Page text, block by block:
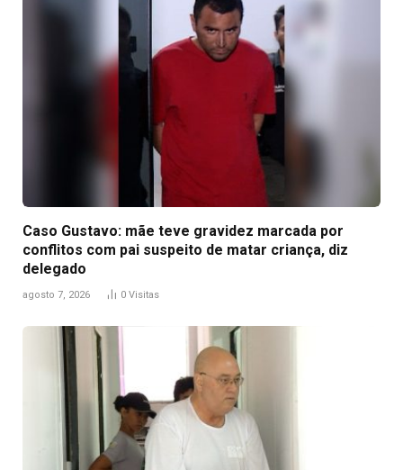
Caso Gustavo: mãe teve gravidez marcada por
conflitos com pai suspeito de matar criança, diz
delegado
agosto 7, 2026 0 Visitas